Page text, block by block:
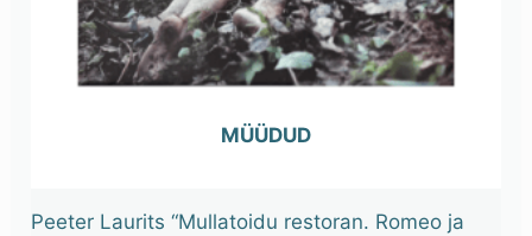
OUT OF STOCK
Peeter Laurits “Mullatoidu restoran. Romeo ja